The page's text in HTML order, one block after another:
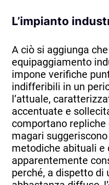
L’impianto
A ciò si aggiunga
equipaggiamento
impone verifiche
indifferibili in un
l’attuale,
accentuate e
comportano
magari
metodiche abituali
apparentemente
perché, a dispetto di